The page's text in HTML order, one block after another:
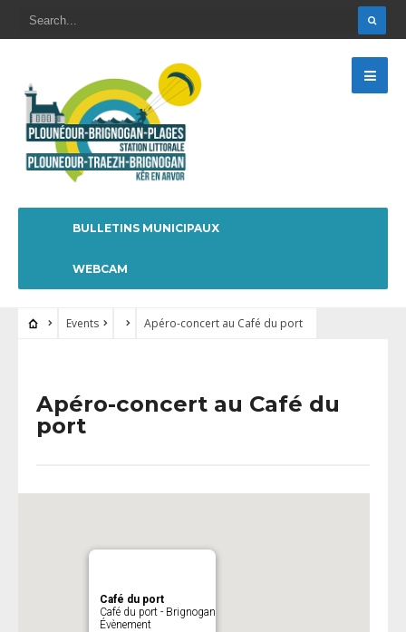
BULLETINS MUNICIPAUX
WEBCAM
Events Apéro-concert au Café du port
Apéro-concert au Café du
port
Café du port
Café du port - Brignogan
Évènement